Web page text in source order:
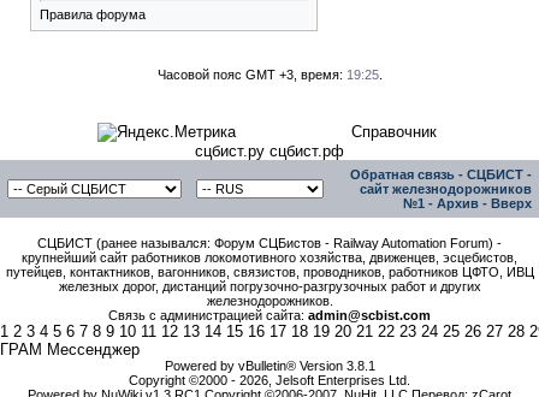
Правила форума
Часовой пояс GMT +3, время: 19:25.
Справочник
сцбист.ру сцбист.рф
Обратная связь - СЦБИСТ -
сайт железнодорожников
№1 - Архив - Вверх
СЦБИСТ (ранее назывался: Форум СЦБистов - Railway Automation Forum) -
крупнейший сайт работников локомотивного хозяйства, движенцев, эсцебистов,
путейцев, контактников, вагонников, связистов, проводников, работников ЦФТО, ИВЦ
железных дорог, дистанций погрузочно-разгрузочных работ и других
железнодорожников.
Связь с администрацией сайта: admin@scbist.com
1 2 3 4 5 6 7 8 9 10 11 12 13 14 15 16 17 18 19 20 21 22 23 24 25 26 27 28
ГРАМ Мессенджер
Powered by vBulletin® Version 3.8.1
Copyright ©2000 - 2026, Jelsoft Enterprises Ltd.